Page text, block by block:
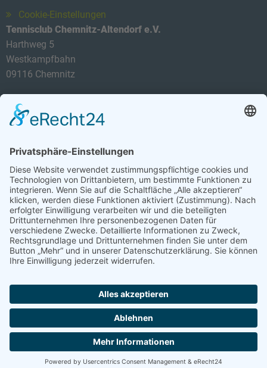
Cookie-Einstellungen
Tennisclub Chemnitz-Altendorf e.V.
Harthweg 5
Westkampfbahn
09116 Chemnitz
E-Mail: info@tca-ev.de
Sicherheitsfrage*
Bitte rechnen Sie 2 plus 3.
Abonnieren Sie den kostenlosen TCA-Newsletter und
verpassen Sie keine Neuigkeit mehr.